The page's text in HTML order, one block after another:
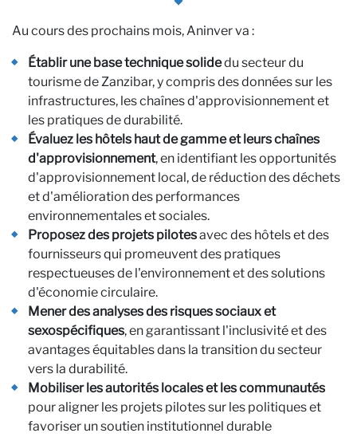
Au cours des prochains mois, Aninver va :
Établir une base technique solidedu secteur du
tourisme de Zanzibar, y compris des données sur les
infrastructures, les chaînes d'approvisionnement et
les pratiques de durabilité.
Évaluez les hôtels haut de gamme et leurs chaînes
d'approvisionnement, en identifiant les opportunités
d'approvisionnement local, de réduction des déchets
et d'amélioration des performances
environnementales et sociales.
Proposez des projets pilotesavec des hôtels et des
fournisseurs qui promeuvent des pratiques
respectueuses de l'environnement et des solutions
d'économie circulaire.
Mener des analyses des risques sociaux et
sexospécifiques, en garantissant l'inclusivité et des
avantages équitables dans la transition du secteur
vers la durabilité.
Mobiliser les autorités locales et les communautés
pour aligner les projets pilotes sur les politiques et
favoriser un soutien institutionnel durable